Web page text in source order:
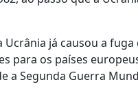
já causou a
para os países
a Segunda Guerra